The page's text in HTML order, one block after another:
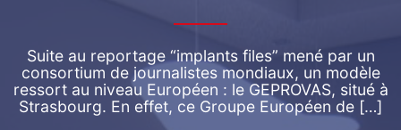
Suite au reportage “implants files” mené par un
consortium de journalistes mondiaux, un modèle
ressort au niveau Européen : le GEPROVAS, situé à
Strasbourg. En effet, ce Groupe Européen de […]